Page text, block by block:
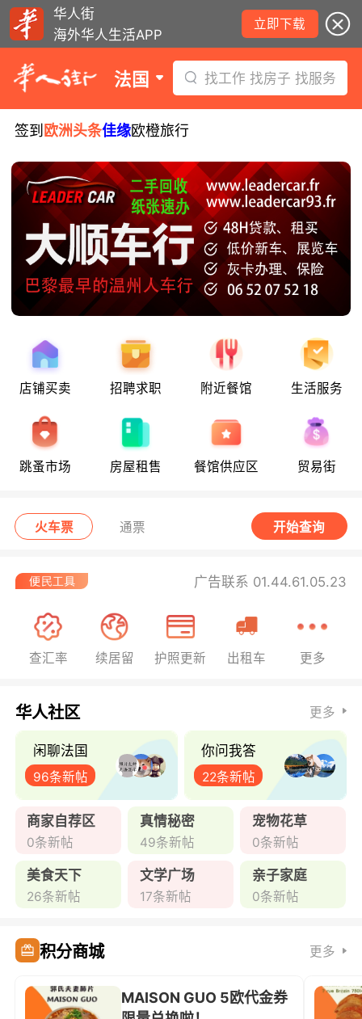
华人街
海外华人生活APP
立即下载
法国 找工作 找房子 找服务
签到 欧洲头条佳缘欧橙旅行
店铺买卖 招聘求职 附近餐馆 生活服务
跳蚤市场 房屋租售 餐馆供应区 贸易街
火车票 通票 开始查询
广告联系 01.44.61.05.23
查汇率 续居留 护照更新 出租车 更多
华人社区 更多
闲聊法国
96条新帖
你问我答
22条新帖
商家自荐区
0条新帖
真情秘密
49条新帖
宠物花草
0条新帖
美食天下
26条新帖
文学广场
17条新帖
亲子家庭
0条新帖
积分商城 更多
MAISON GUO 5欧代金券